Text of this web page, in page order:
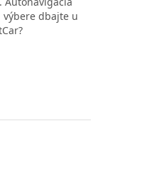
výbere dbajte u
?